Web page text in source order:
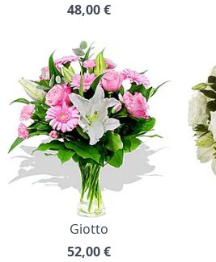
48,00€
Giotto
52,00€